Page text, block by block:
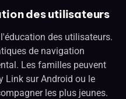
des utilisateurs
des utilisateurs.
de navigation
Les familles peuvent
Link sur Android ou le
les plus jeunes.